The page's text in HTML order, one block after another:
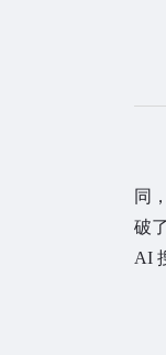
同
破
AI